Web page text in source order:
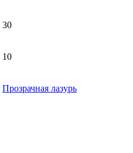
30
10
Прозрачная лазурь